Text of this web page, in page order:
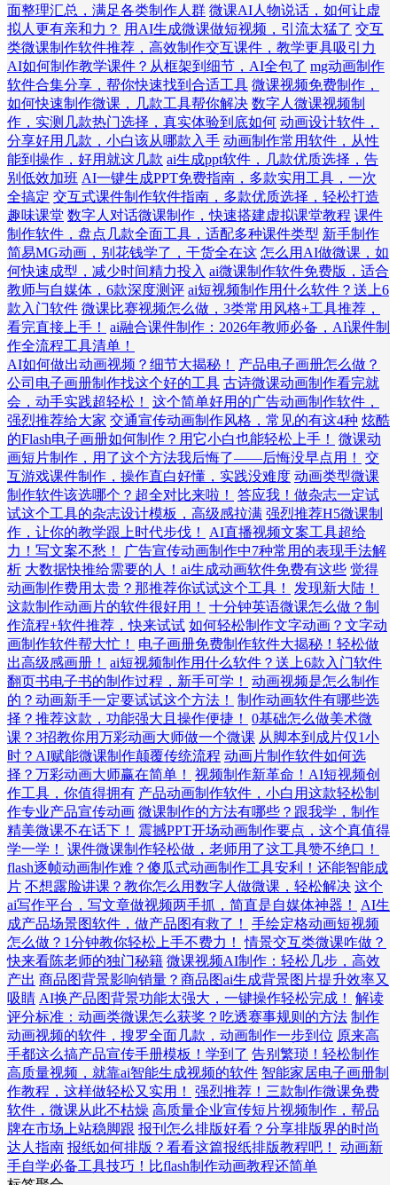
面整理汇总，满足各类制作人群 微课AI人物说话，如何让虚
拟人更有亲和力？ 用AI生成微课做短视频，引流太猛了 交互
类微课制作软件推荐，高效制作交互课件，教学更具吸引力
AI如何制作教学课件？从框架到细节，AI全包了 mg动画制作
软件合集分享，帮你快速找到合适工具 微课视频免费制作，
如何快速制作微课，几款工具帮你解决 数字人微课视频制
作，实测几款热门选择，真实体验到底如何 动画设计软件，
分享好用几款，小白该从哪款入手 动画制作常用软件，从性
能到操作，好用就这几款 ai生成ppt软件，几款优质选择，告
别低效加班 AI一键生成PPT免费指南，多款实用工具，一次
全搞定 交互式课件制作软件指南，多款优质选择，轻松打造
趣味课堂 数字人对话微课制作，快速搭建虚拟课堂教程 课件
制作软件，盘点几款全面工具，适配多种课件类型 新手制作
简易MG动画，别花钱学了，干货全在这 怎么用AI做微课，如
何快速成型，减少时间精力投入 ai微课制作软件免费版，适合
教师与自媒体，6款深度测评 ai短视频制作用什么软件？送上6
款入门软件 微课比赛视频怎么做，3类常用风格+工具推荐，
看完直接上手！
ai融合课件制作：2026年教师必备，AI课件制
作全流程工具清单！
AI如何做出动画视频？细节大揭秘！
产品电子画册怎么做？
公司电子画册制作找这个好的工具 古诗微课动画制作看完就
会，动手实践超轻松！
这个简单好用的广告动画制作软件，
强烈推荐给大家 交通宣传动画制作风格，常见的有这4种 炫酷
的Flash电子画册如何制作？用它小白也能轻松上手！
微课动
画短片制作，用了这个方法我后悔了——后悔没早点用！
交
互游戏课件制作，操作直白好懂，实践没难度 动画类型微课
制作软件该选哪个？超全对比来啦！
答应我！做杂志一定试
试这个工具的杂志设计模板，高级感拉满 强烈推荐H5微课制
作，让你的教学跟上时代步伐！
AI直播视频文案工具超给
力！写文案不愁！
广告宣传动画制作中7种常用的表现手法解
析 大数据快推给需要的人！ai生成动画软件免费有这些 觉得
动画制作费用太贵？那推荐你试试这个工具！
发现新大陆！
这款制作动画片的软件很好用！
十分钟英语微课怎么做？制
作流程+软件推荐，快来试试 如何轻松制作文字动画？文字动
画制作软件帮大忙！
电子画册免费制作软件大揭秘！轻松做
出高级感画册！
ai短视频制作用什么软件？送上6款入门软件
翻页书电子书的制作过程，新手可学！
动画视频是怎么制作
的？动画新手一定要试试这个方法！
制作动画软件有哪些选
择？推荐这款，功能强大且操作便捷！
0基础怎么做美术微
课？3招教你用万彩动画大师做一个微课 从脚本到成片仅1小
时？AI赋能微课制作颠覆传统流程 动画片制作软件如何选
择？万彩动画大师赢在简单！
视频制作新革命！AI短视频创
作工具，你值得拥有 产品动画制作软件，小白用这款轻松制
作专业产品宣传动画 微课制作的方法有哪些？跟我学，制作
精美微课不在话下！
震撼PPT开场动画制作要点，这个真值得
学一学！
课件微课制作轻松做，老师用了这工具赞不绝口！
flash逐帧动画制作难？傻瓜式动画制作工具安利！还能智能成
片 不想露脸讲课？教你怎么用数字人做微课，轻松解决 这个
ai写作平台，写文章做视频两手抓，简直是自媒体神器！
AI生
成产品场景图软件，做产品图有救了！
手绘定格动画短视频
怎么做？1分钟教你轻松上手不费力！
情景交互类微课咋做？
快来看陈老师的独门秘籍 微课视频AI制作：轻松几步，高效
产出 商品图背景影响销量？商品图ai生成背景图片提升效率又
吸睛 AI换产品图背景功能太强大，一键操作轻松完成！
解读
评分标准：动画类微课怎么获奖？吃透赛事规则的方法 制作
动画视频的软件，搜罗全面几款，动画制作一步到位 原来高
手都这么搞产品宣传手册模板！学到了 告别繁琐！轻松制作
高质量视频，就靠ai智能生成视频的软件 智能家居电子画册制
作教程，这样做轻松又实用！
强烈推荐！三款制作微课免费
软件，微课从此不枯燥 高质量企业宣传短片视频制作，帮品
牌在市场上站稳脚跟 报刊怎么排版好看？分享排版界的时尚
达人指南 报纸如何排版？看看这篇报纸排版教程吧！
动画新
手自学必备工具技巧！比flash制作动画教程还简单